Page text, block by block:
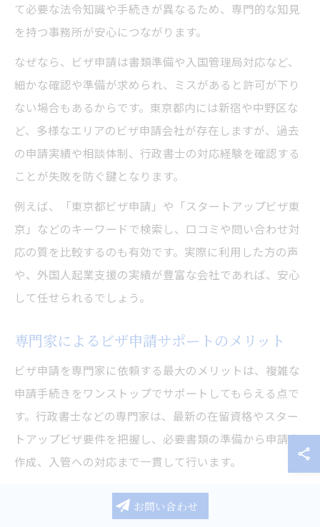
て必要な法令知識や手続きが異なるため、専門的な知見
を持つ事務所が安心につながります。
なぜなら、ビザ申請は書類準備や入国管理局対応など、
細かな確認や準備が求められ、ミスがあると許可が下り
ない場合もあるからです。東京都内には新宿や中野区な
ど、多様なエリアのビザ申請会社が存在しますが、過去
の申請実績や相談体制、行政書士の対応経験を確認する
ことが失敗を防ぐ鍵となります。
例えば、「東京都ビザ申請」や「スタートアップビザ東
京」などのキーワードで検索し、口コミや問い合わせ対
応の質を比較するのも有効です。実際に利用した方の声
や、外国人起業支援の実績が豊富な会社であれば、安心
して任せられるでしょう。
専門家によるビザ申請サポートのメリット
ビザ申請を専門家に依頼する最大のメリットは、複雑な
申請手続きをワンストップでサポートしてもらえる点で
す。行政書士などの専門家は、最新の在留資格やスター
トアップビザ要件を把握し、必要書類の準備から申請書
作成、入管への対応まで一貫して行います。
専門家に依頼することで、書類不備や要件確認ミスによ
る申請却下のリスクを大幅に減らせます。特に東京都で
お問い合わせ